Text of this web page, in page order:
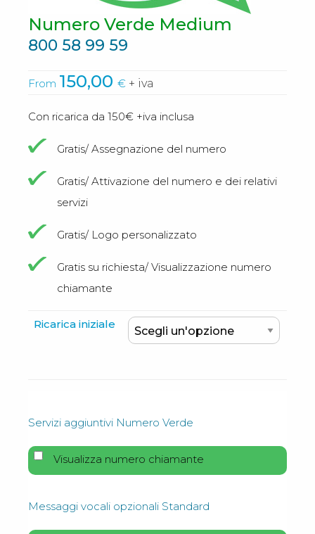
Numero Verde Medium
800 58 99 59
From 150,00 € + iva
Con ricarica da 150€ +iva inclusa
Gratis/ Assegnazione del numero
Gratis/ Attivazione del numero e dei relativi
servizi
Gratis/ Logo personalizzato
Gratis su richiesta/ Visualizzazione numero
chiamante
Ricarica iniziale
Servizi aggiuntivi Numero Verde
Visualizza numero chiamante
Messaggi vocali opzionali Standard